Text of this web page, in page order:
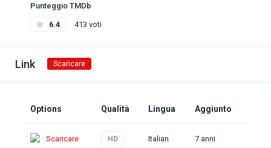
Punteggio TMDb
6.4 413 voti
Link Scaricare
Options Qualità Lingua Aggiunto
Scaricare HD Italian 7 anni